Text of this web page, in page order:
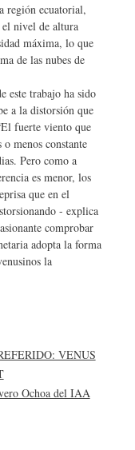
región ecuatorial,
el nivel de altura
máxima, lo que
de las nubes de
este trabajo ha sido
a la distorsión que
fuerte viento que
o menos constante
Pero como a
es menor, los
que en el
- explica
comprobar
adopta la forma
la
VENUS
Ochoa del IAA